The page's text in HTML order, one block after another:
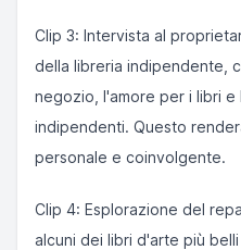
Clip 3: Intervista al
della libreria indipendente,
negozio, l'amore per i libri
indipendenti. Questo
personale e coinvolgente.
Clip 4: Esplorazione del
alcuni dei libri d'arte più